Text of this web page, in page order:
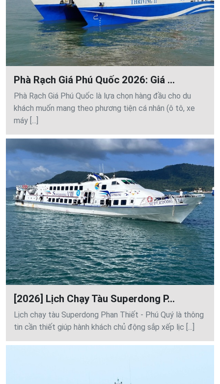
Phà Rạch Giá Phú Quốc 2026: Giá ...
Phà Rạch Giá Phú Quốc là lựa chọn hàng đầu cho du
khách muốn mang theo phương tiện cá nhân (ô tô, xe
máy [...]
[2026] Lịch Chạy Tàu Superdong P...
Lịch chạy tàu Superdong Phan Thiết - Phú Quý là thông
tin cần thiết giúp hành khách chủ động sắp xếp lịc [...]